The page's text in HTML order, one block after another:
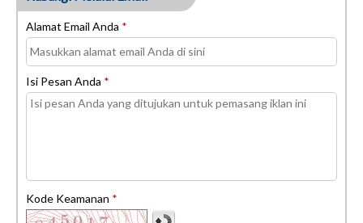
Alamat Email Anda *
Isi Pesan Anda *
Kode Keamanan *